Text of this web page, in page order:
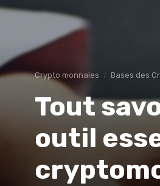
Crypto monnaies Bases des
Tout
outil